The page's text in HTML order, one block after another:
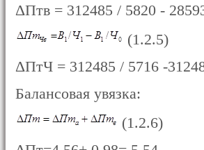
ΔПтв = 312485 / 5820 -
(1.2.5)
ΔПтЧ = 312485 / 5716 -
Балансовая увязка:
(1.2.6)